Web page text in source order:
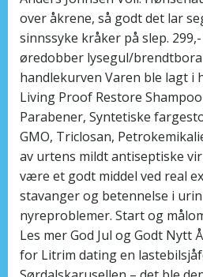
over åkrene, så godt det lar
sinnssyke kråker på slep.
øredobber lysegul/
handlekurven Varen ble lagt i
Living Proof Restore
Parabener, Syntetiske
GMO, Triclosan,
av urtens mildt antiseptiske
være et godt middel ved real
stavanger og betennelse i
nyreproblemer. Start og
Les mer God Jul og Godt Nytt
for Litrim dating en